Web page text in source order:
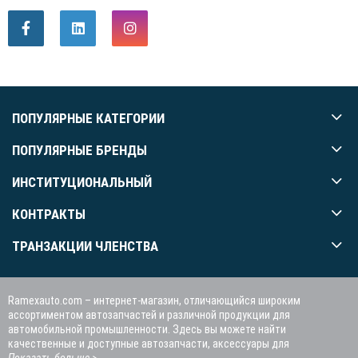
ПОПУЛЯРНЫЕ КАТЕГОРИИ
ПОПУЛЯРНЫЕ БРЕНДЫ
ИНСТИТУЦИОНАЛЬНЫЙ
КОНТРАКТЫ
ТРАНЗАКЦИИ ЧЛЕНСТВА
Ramexauto.com – интернет-магазин, отличающийся широким
ассортиментом автозапчастей и различной продукции для
автомобильной промышленности. Здесь вы можете найти
качественные и доступные автозапчасти, аксессуары для